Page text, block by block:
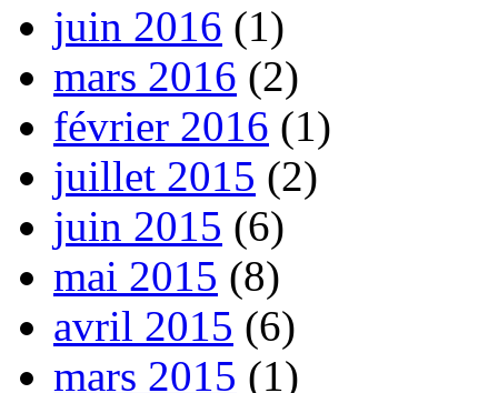
juin 2016 (1)
mars 2016 (2)
février 2016 (1)
juillet 2015 (2)
juin 2015 (6)
mai 2015 (8)
avril 2015 (6)
mars 2015 (1)